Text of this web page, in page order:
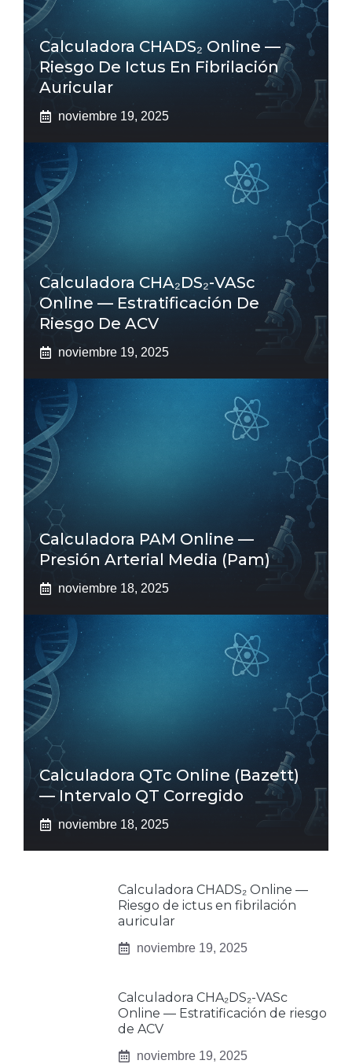
Calculadora CHADS₂ Online —
Riesgo De Ictus En Fibrilación
Auricular
noviembre 19, 2025
Calculadora CHA₂DS₂-VASc
Online — Estratificación De
Riesgo De ACV
noviembre 19, 2025
Calculadora PAM Online —
Presión Arterial Media (pam)
noviembre 18, 2025
Calculadora QTc Online (Bazett)
— Intervalo QT Corregido
noviembre 18, 2025
Calculadora CHADS₂ Online —
Riesgo de ictus en fibrilación
auricular
noviembre 19, 2025
Calculadora CHA₂DS₂-VASc
Online — Estratificación de riesgo
de ACV
noviembre 19, 2025